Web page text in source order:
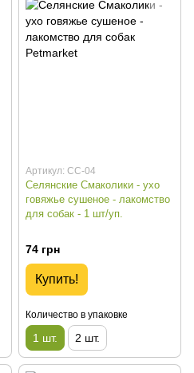
Артикул: СС-04
Селянские Смаколики - ухо
говяжье сушеное - лакомство
для собак - 1 шт/уп.
74 грн
Купить!
Количество в упаковке
1 шт. 2 шт.